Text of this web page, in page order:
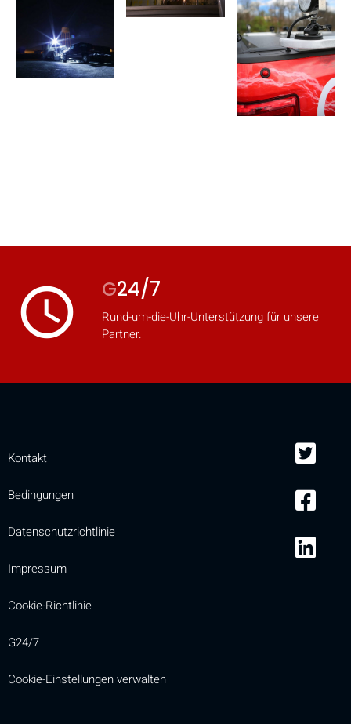
access_time G24/7
Rund-um-die-Uhr-Unterstützung für unsere
Partner.
Kontakt
Bedingungen
Datenschutzrichtlinie
Impressum
Cookie-Richtlinie
G24/7
Cookie-Einstellungen verwalten